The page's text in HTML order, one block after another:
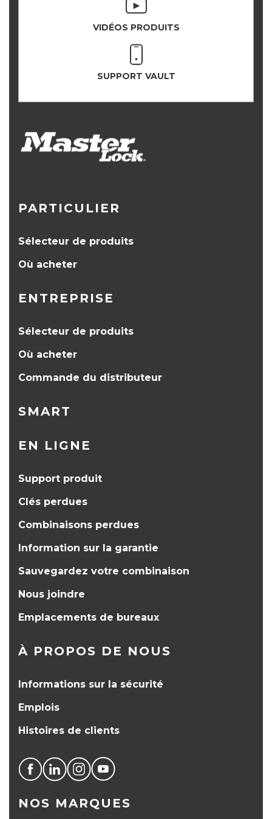
VIDÉOS PRODUITS
SUPPORT VAULT
PARTICULIER
Sélecteur de produits
Où acheter
ENTREPRISE
Sélecteur de produits
Où acheter
Commande du distributeur
SMART
EN LIGNE
Support produit
Clés perdues
Combinaisons perdues
Information sur la garantie
Sauvegardez votre combinaison
Nous joindre
Emplacements de bureaux
À PROPOS DE NOUS
Informations sur la sécurité
Emplois
Histoires de clients
NOS MARQUES